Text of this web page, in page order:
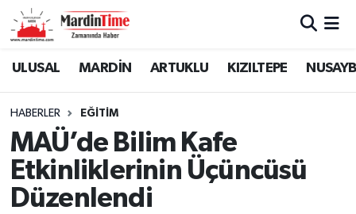
ULUSAL MARDİN ARTUKLU KIZILTEPE
HABERLER EĞİTİM
MAÜ’de Bilim Kafe
Etkinliklerinin Üçüncüsü
Düzenlendi
Mardin Nöbetçi Eczaneler
Mardin Namaz Vakitleri
Mardin Trafik Yoğunluk Haritası